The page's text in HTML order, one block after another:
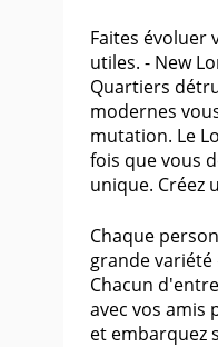
Faites évoluer
utiles. - New
Quartiers
modernes
mutation. Le
fois que vous
unique. Créez
Chaque
grande
Chacun
avec vos amis
et embarquez